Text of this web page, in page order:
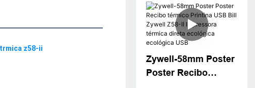
recibo térmica
USB+BT
Zywell-58mm Poster
Poster Recibo